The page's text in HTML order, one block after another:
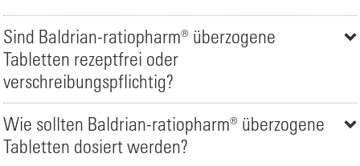
Sind Baldrian-ratiopharm® überzogene
Tabletten rezeptfrei oder
verschreibungspflichtig?
Wie sollten Baldrian-ratiopharm® überzogene
Tabletten dosiert werden?